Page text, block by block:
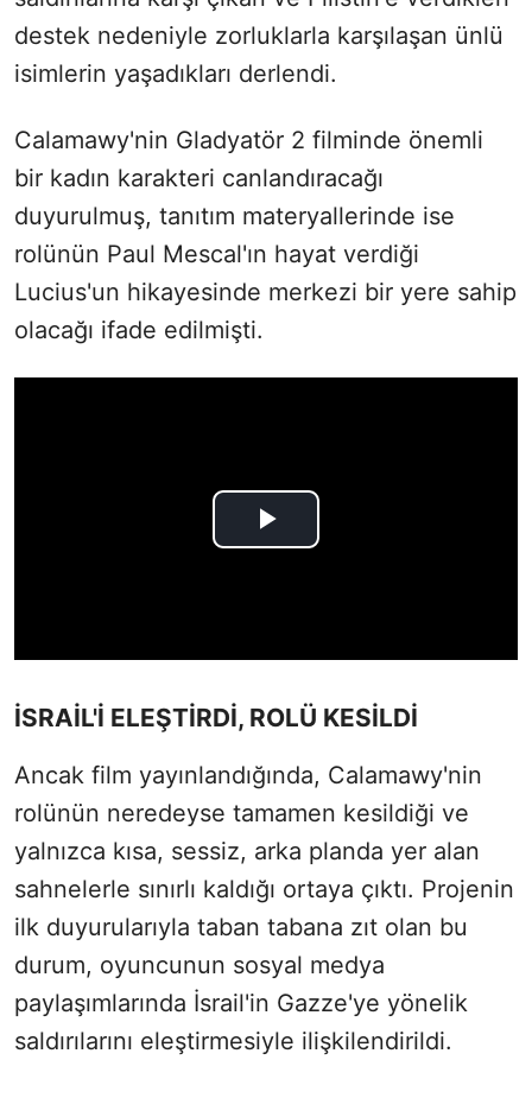
destek nedeniyle zorluklarla karşılaşan ünlü
isimlerin yaşadıkları derlendi.
Calamawy'nin Gladyatör 2 filminde önemli
bir kadın karakteri canlandıracağı
duyurulmuş, tanıtım materyallerinde ise
rolünün Paul Mescal'ın hayat verdiği
Lucius'un hikayesinde merkezi bir yere sahip
olacağı ifade edilmişti.
İSRAİL'İ ELEŞTİRDİ, ROLÜ KESİLDİ
Ancak film yayınlandığında, Calamawy'nin
rolünün neredeyse tamamen kesildiği ve
yalnızca kısa, sessiz, arka planda yer alan
sahnelerle sınırlı kaldığı ortaya çıktı. Projenin
ilk duyurularıyla taban tabana zıt olan bu
durum, oyuncunun sosyal medya
paylaşımlarında İsrail'in Gazze'ye yönelik
saldırılarını eleştirmesiyle ilişkilendirildi.